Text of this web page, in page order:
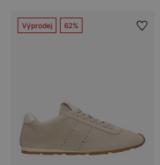
Výprodej 62%